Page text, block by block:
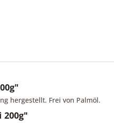
hergestellt. Frei von Palmöl.